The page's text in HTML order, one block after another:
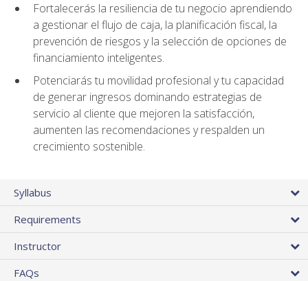
Fortalecerás la resiliencia de tu negocio aprendiendo
a gestionar el flujo de caja, la planificación fiscal, la
prevención de riesgos y la selección de opciones de
financiamiento inteligentes.
Potenciarás tu movilidad profesional y tu capacidad
de generar ingresos dominando estrategias de
servicio al cliente que mejoren la satisfacción,
aumenten las recomendaciones y respalden un
crecimiento sostenible.
Syllabus
Requirements
Instructor
FAQs